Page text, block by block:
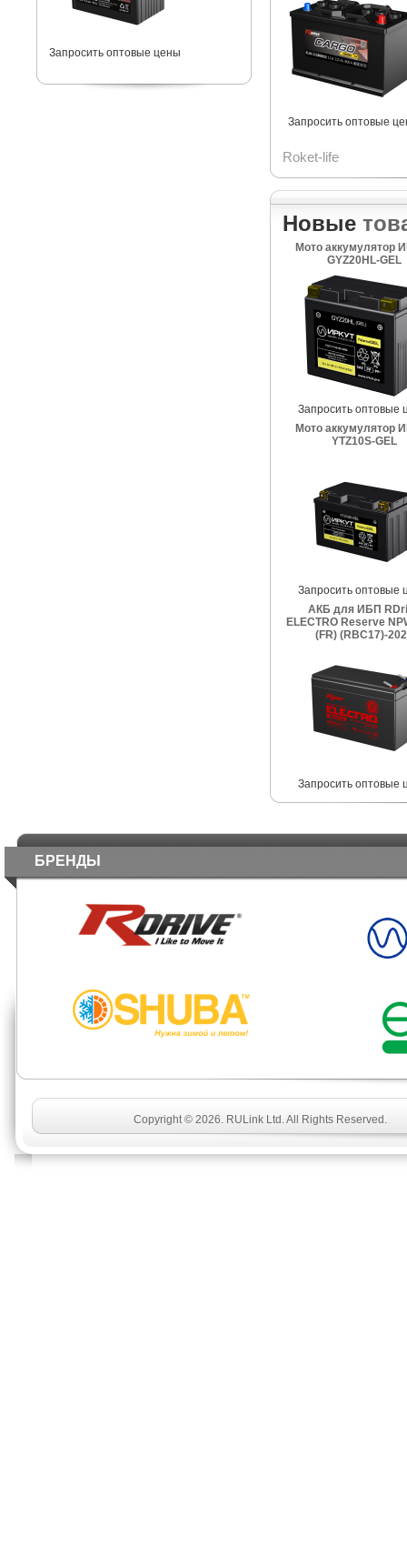
Запросить оптовые цены
Запросить оптовые
Roket-life
Новые
Мото аккумулятор
GYZ20HL-GEL
Запросить оптовые
Мото аккумулятор
YTZ10S-GEL
Запросить оптовые
АКБ для ИБП
ELECTRO Reserve
(FR) (RBC17)-
Запросить оптовые
БРЕНДЫ
Copyright © 2026. RULink Ltd. All Rights Reserved.